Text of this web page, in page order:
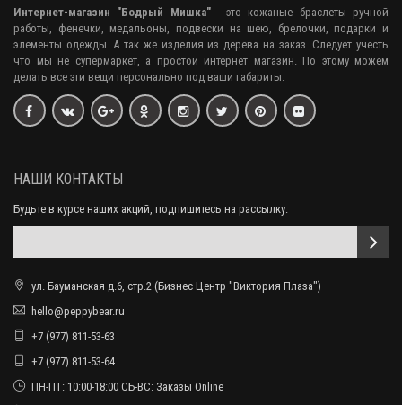
Интернет-магазин "Бодрый Мишка"- это кожаные браслеты ручной
работы, фенечки, медальоны, подвески на шею, брелочки, подарки и
элементы одежды. А так же изделия из дерева на заказ. Следует учесть
что мы не супермаркет, а простой интернет магазин. По этому можем
делать все эти вещи персонально под ваши габариты.
НАШИ КОНТАКТЫ
Будьте в курсе наших акций, подпишитесь на рассылку:
ул. Бауманская д.6, стр.2 (Бизнес Центр "Виктория Плаза")
hello@peppybear.ru
+7 (977) 811-53-63
+7 (977) 811-53-64
ПН-ПТ: 10:00-18:00 СБ-ВС: Заказы Online